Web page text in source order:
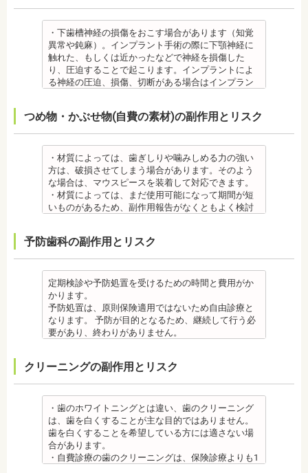
は、頬を噛んだり、熱いものを飲んだりしてもわか
らないため、口腔内を傷つけるリスクがあります。
さらに、麻酔によって悪心、嘔吐、アレルギー反応
虫歯・歯周病 ・矯正治療中、矯正装置の周りなど、
ブラッシング（歯磨き）しにくい部分ができるた
め、虫歯や歯周炎のリスクが高くなります。
を歯科医師より受けて 、毎日丁寧なブラッシング、
のケアをすることも役立ちます。
・矯正中に虫歯が悪化した場合は、矯正終了後に虫
歯の治療をする、もしくは、矯正中に器具を一度外
して治療を行う必要が生じることがあります。
・基本的に、矯正中には虫歯や歯周病の治療が行え
ません。そのため矯正前にこれらの治療を終わらせ
合は、一般的な歯科医院で、事前に虫歯、歯周病の
す。その程度に個人差があります。
・矯正終了して数か月から数年経過すると噛み合わ
せが悪くなる可能性があります。噛み合わせが悪く
なると、咀嚼障害の場合は、噛み合わせの治療を行
います、頭痛、肩こりを招く事があります。また、
開かない、食事を噛むときに痛みが出る顎関節症を
発症する場合があります。
他にも自律神経失調症になることもあります。噛み
その他
・個人差がありますが子供にとって大きなストレス
になる場合があります。装置装着後もしっかりと状
況を聞いて話し合ってください。
・矯正中、頭痛、首や肩のこり、強い倦怠感、吐き
いるため、金属アレルギーのある方、不安がある方
は、皮膚科で行われているパッチテストをうけて、
アレルギー材料を特定し、歯科医師に伝えてくださ
い。矯正装置を装着したあとに、皮膚や口腔の粘膜
にアレルギー症状が起きた場合は、速やかに歯科医
師の指示を仰いでください。
・矯正をしたい箇所に十分なスペースがない場合
・抜歯する場合は麻酔注射を行います。麻酔の中に
は、成分に心拍数、血圧を上げる作用があるものも
あるため、心臓や血圧に問題がある方が使用する
と、動悸、血圧上昇を起こす場合があります。ま
た、頬を噛んでもわからなかったり、熱いものを飲
んでもわからないため、口腔内を傷つけるリスクが
さらに、麻酔によって悪心、嘔吐、アレルギー反応
・矯正中、虫歯が悪化する場合があります。治療終
了後に虫歯の治療をする場合と器具を一度外して虫
歯の治療を行う場合があります。
・矯正治療中、矯正装置の周りなど、ブラッシング
（歯磨き）しにくい部分ができるため、虫歯や歯周
炎のリスクが高くなります。間食を控え、矯正治療
、毎日丁寧なブラッシング、歯を清潔にしてリスク
・矯正中は、基本的に虫歯や歯周病の治療が行えな
いため、矯正前にこれらの治療を終わらせる必要が
あります。矯正専門の歯科の場合は、一般の歯科で
虫歯、歯周病の治療を行う必要もあります。
治療終了後
ます。
・矯正装置を装着した直後や、ワイヤーを交換した
直後に痛みを感じることがありますが、数日でおさ
まる場合が多いです。また、冷たいものを飲んだと
きにしみる「知覚過敏」があらわれる場合がありま
すが、基本的には数日で改善されます。長期間痛む
場合は、歯科医師に相談しましょう。
いるため、金属アレルギーのある方、不安がある方
い。矯正装置を装着したあとに、皮膚や口腔の粘膜
にアレルギー症状が起きた場合は、速やかに歯科医
師の指示を仰いでください。
抜歯・麻酔
・矯正をしたい箇所に十分なスペースがない場合
は、抜歯を必要とする場合もあります。健康上問題
痛みを感じることもありますので、歯科医師の判断
ため、心臓や血圧に問題がある方が使用すると、動
悸、血圧上昇を起こす場合があります。また、頬を
噛んでもわからなかったり、熱いものを飲んでもわ
からないため、口腔内を傷つけるリスクがありま
す。さらに、麻酔によって悪心、嘔吐、アレルギー
反応が起こることもあります。
・矯正中、虫歯が悪化する場合があります。治療終
・矯正治療中、矯正装置の周りなど、ブラッシング
（歯磨き）しにくい部分ができるため、虫歯や歯周
炎のリスクが高くなります。間食を控え、矯正治療
中に合ったブラッシング指導を歯科医師より受けて
、毎日丁寧なブラッシング、歯を清潔にしてリスク
を抑えましょう。
・下歯槽神経の損傷をおこす場合があります（知覚
異常や鈍麻）。インプラント手術の際に下顎神経に
触れた、もしくは近かったなどで神経を損傷した
り、圧迫することで起こります。インプラントによ
る神経の圧迫、損傷、切断がある場合はインプラン
・上あごにインプラントを埋める際に、上顎洞を破
る場合があります。手術した時に感染が生じると蓄
膿症になる場合があります。この場合は、インプラ
ントを除去する場合もあります。また、蓄膿症の治
療には耳鼻咽喉科にて治療が必要な場合もありま
す。
・インプラントは、入れ歯の治療とは異なり、外科
手術を行う必要があります。手術により今までは何
けられない場合もあります。免疫力や抵抗力が低下
足りない方、喫煙者の方は、事前に生活習慣の改
善、治療が必要となる場合があります。
・インプラント術後すぐには違和感があったり、痛
み、腫れ、出血などが発生する場合がありますが、
これらの症状の多くについては一時的なもので、多
くの場合2～3日で治まります。
に穴をあけて人工の歯根を埋め込み、その上に人工
た、インプラントを埋め込む骨の厚みを増やす手術
を行う場合、さらに期間を要することになります。
・インプラント治療を受けると定期検診、メインテ
ナンスをし続けなければいけません。人工物である
インプラントが虫歯になることはありませんが、日
ごろから丁寧なメインテナンスが必要となります。
つめ物・かぶせ物(自費の素材)の副作用とリスク
・材質によっては、歯ぎしりや噛みしめる力の強い
方は、破損させてしまう場合があります。そのよう
な場合は、マウスピースを装着して対応できます。
・材質によっては、まだ使用可能になって期間が短
いものがあるため、副作用報告がなくともよく検討
・ジルコニア自体が割れてしまうのではなく、表面
を覆っているポーセレンというセラミックが割れて
しまうことのほうが多くあります。
原因のひとつとしては、ポーセレンというセラミッ
クとジルコニアの密着度が、セラミック同士との場
合や金属とセラミックとの場合に比べて、若干弱い
場合があるからです。他にも、激しい歯ぎしりをす
る人の場合、どうしてもセラミックの部分はジルコ
メタルセラミック
オールセラミック
・オールセラミック治療は、本数が多いと費用が高
額となる場合が多くあります。また、陶器であり強
度は低いため、奥歯には不向きです。前歯でも欠け
てしまうこともあるため、歯ぎしりのクセがある方
はマウスピースで保護する場合もあります。
予防歯科の副作用とリスク
定期検診や予防処置を受けるための時間と費用がか
かります。
予防処置は、原則保険適用ではないため自由診療と
なります。 予防が目的となるため、継続して行う必
要があり、終わりがありません。
日本歯科大学新潟生命歯学部卒業
新潟大学医歯学総合病院にて研修
都内歯科医院にて勤務
クリーニングの副作用とリスク
・歯のホワイトニングとは違い、歯のクリーニング
は、歯を白くすることが主な目的ではありません。
歯を白くすることを希望している方には適さない場
合があります。
・自費診療の歯のクリーニングは、保険診療よりも1